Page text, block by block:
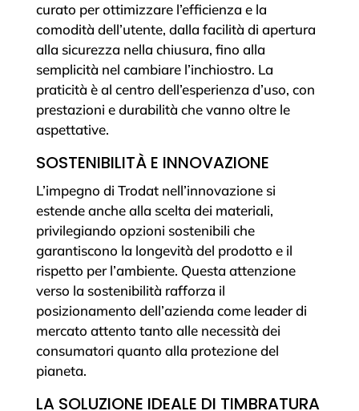
curato per ottimizzare l’efficienza e la
comodità dell’utente, dalla facilità di apertura
alla sicurezza nella chiusura, fino alla
semplicità nel cambiare l’inchiostro. La
praticità è al centro dell’esperienza d’uso, con
prestazioni e durabilità che vanno oltre le
aspettative.
SOSTENIBILITÀ E INNOVAZIONE
L’impegno di Trodat nell’innovazione si
estende anche alla scelta dei materiali,
privilegiando opzioni sostenibili che
garantiscono la longevità del prodotto e il
rispetto per l’ambiente. Questa attenzione
verso la sostenibilità rafforza il
posizionamento dell’azienda come leader di
mercato attento tanto alle necessità dei
consumatori quanto alla protezione del
pianeta.
LA SOLUZIONE IDEALE DI TIMBRATURA